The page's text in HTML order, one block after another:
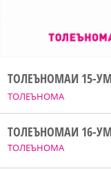
ТОЛЕЪНОМА
ТОЛЕЪНОМАИ 15-
ТОЛЕЪНОМА
ТОЛЕЪНОМАИ 16-